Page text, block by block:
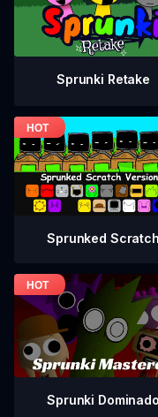
Sprunki Retake
Sprunked Scratch
Sprunki Dominado